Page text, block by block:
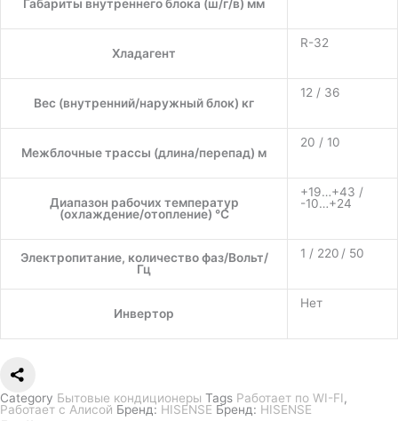
Габариты внутреннего блока (ш/г/в) мм
Хладагент
R-32
Вес (внутренний/наружный блок) кг
12 / 36
Межблочные трассы (длина/перепад) м
20 / 10
Диапазон рабочих температур
(охлаждение/отопление) °C
+19…+43 /
-10…+24
Электропитание, количество фаз/Вольт/
Гц
1 / 220 / 50
Инвертор
Нет
Category Бытовые кондиционеры Tags Работает по WI-FI,
Работает с Алисой Бренд: HISENSE Бренд: HISENSE